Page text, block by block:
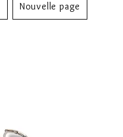
Nouvelle page